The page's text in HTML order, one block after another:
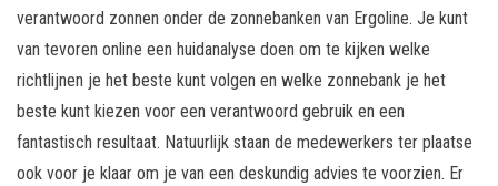
verantwoord zonnen onder de zonnebanken van Ergoline. Je kunt
van tevoren online een huidanalyse doen om te kijken welke
richtlijnen je het beste kunt volgen en welke zonnebank je het
beste kunt kiezen voor een verantwoord gebruik en een
fantastisch resultaat. Natuurlijk staan de medewerkers ter plaatse
ook voor je klaar om je van een deskundig advies te voorzien. Er